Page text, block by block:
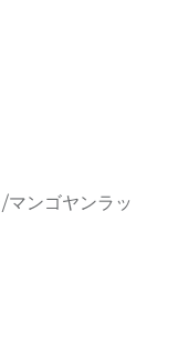
ンゴヤンラッ